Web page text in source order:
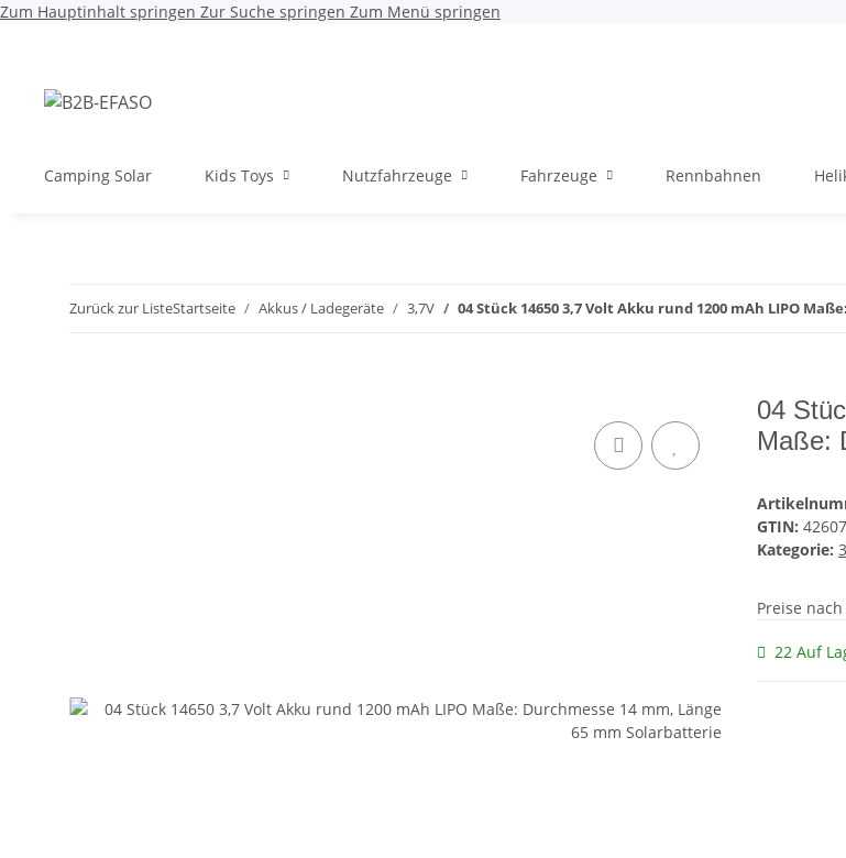
Zum Hauptinhalt springen Zur Suche springen Zum Menü springen
Camping Solar Kids Toys Nutzfahrzeuge Fahrzeuge Rennbahnen
Zurück zur ListeStartseite Akkus / Ladegeräte 3,7V 04 Stück 14650 3,7 Volt Akku rund 1200 mAh LIPO
04
Maße:
GTIN:
Kategorie:
Preise
22 Auf